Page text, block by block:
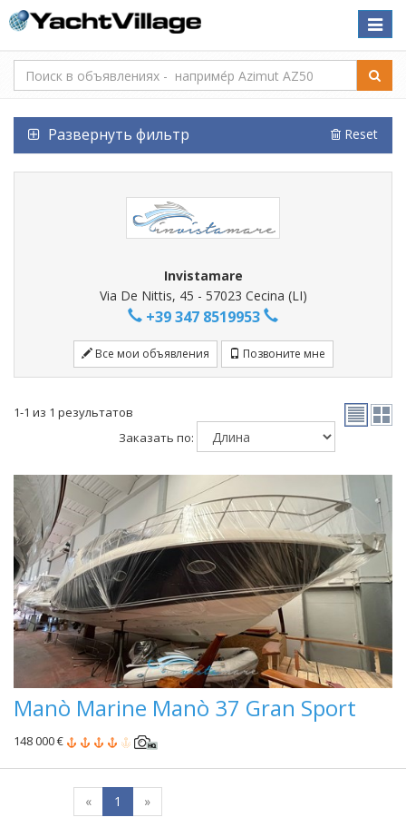
Toggle
Развернуть фильтр Reset
Invistamare
Via De Nittis, 45 - 57023 Cecina (LI)
+39 347 8519953
Все мои объявления Позвоните мне
1-1 из 1 результатов
Заказать по:
Manò Marine Manò 37 Gran Sport
148 000 €
« 1 »